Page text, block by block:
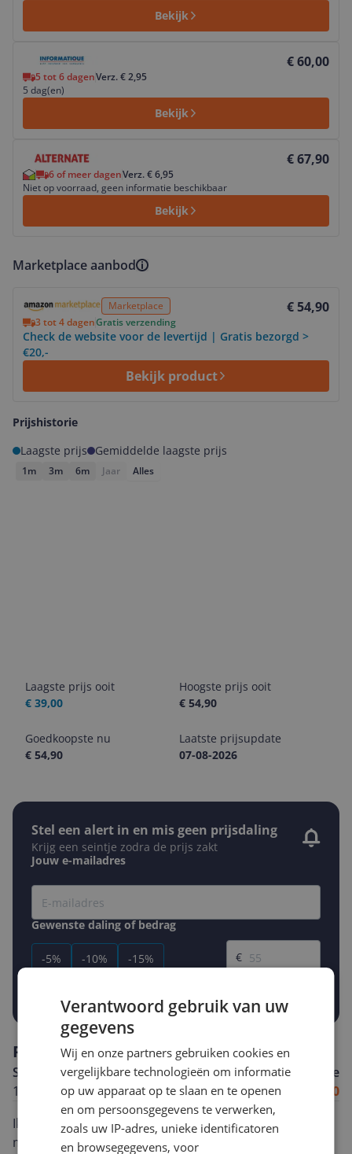
Bekijk
€ 60,00
5 tot 6 dagenVerz. € 2,95
5 dag(en)
Bekijk
€ 67,90
6 of meer dagenVerz. € 6,95
Niet op voorraad, geen informatie beschikbaar
Bekijk
Marketplace aanbod
Marketplace € 54,90
3 tot 4 dagenGratis verzending
Check de website voor de levertijd | Gratis bezorgd >
€20,-
Bekijk product
Prijshistorie
Laagste prijs
Gemiddelde laagste prijs
1m 3m 6m Jaar Alles
Laagste prijs ooit
€ 39,00
Hoogste prijs ooit
€ 54,90
Goedkoopste nu
€ 54,90
Laatste prijsupdate
07-08-2026
Stel een alert in en mis geen prijsdaling
Krijg een seintje zodra de prijs zakt
Jouw e-mailadres
Gewenste daling of bedrag
-5% -10% -15%
Gewenste prijs
€
Reviews
Shinystary
18-07-2024
Algemene score
8.0
Ik heb dit product ontvangen om te testen. Dit waren
mijn ervaringen. Toen ik het Trust GXT 866 Torix
Verantwoord gebruik van uw
gegevens
Wij en onze partners gebruiken cookies en
vergelijkbare technologieën om informatie
op uw apparaat op te slaan en te openen
en om persoonsgegevens te verwerken,
zoals uw IP-adres, unieke identificatoren
en browsegegevens, voor